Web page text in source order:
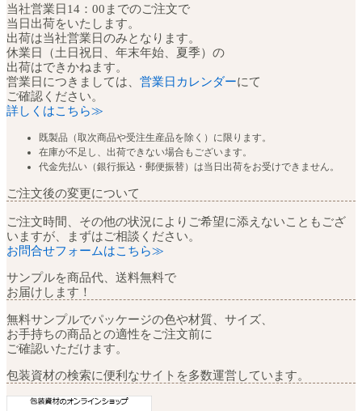
当社営業日14：00までのご注文で
当日出荷をいたします。
出荷は当社営業日のみとなります。
休業日（土日祝日、年末年始、夏季）の
出荷はできかねます。
営業日につきましては、 営業日カレンダーにて
ご確認ください。
詳しくはこちら≫
既製品（取次商品や受注生産品を除く）に限ります。
在庫が不足し、出荷できない場合もございます。
代金先払い（銀行振込・郵便振替）は当日出荷をお受けできません。
ご注文後の変更について
ご注文時間、その他の状況によりご希望に添えないこともござ
いますが、まずはご相談ください。
お問合せフォームはこちら≫
サンプルを商品代、送料無料で
お届けします！
無料サンプルでパッケージの色や材質、サイズ、
お手持ちの商品との適性をご注文前に
ご確認いただけます。
包装資材の検索に便利なサイトを多数運営しています。